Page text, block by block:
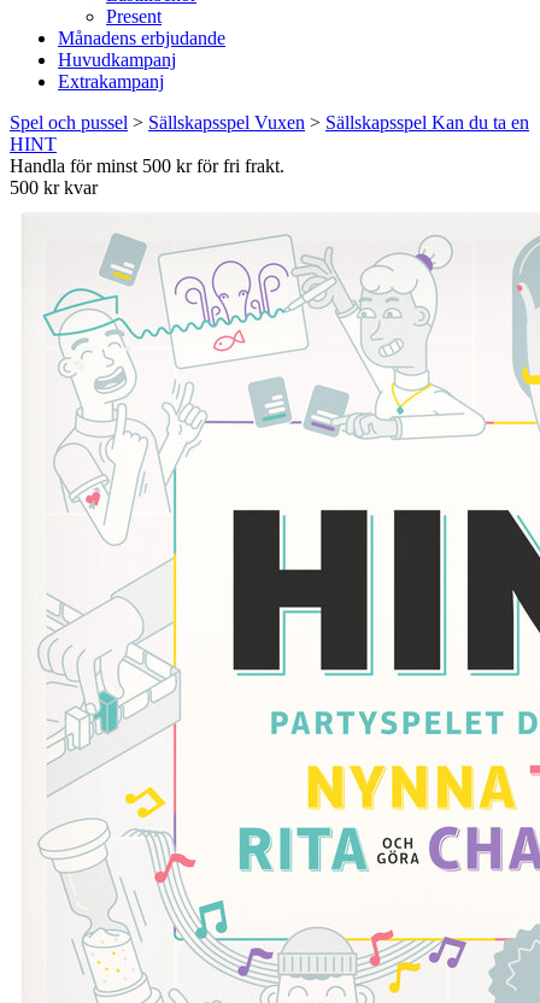
Present
Månadens erbjudande
Huvudkampanj
Extrakampanj
Spel och pussel > Sällskapsspel Vuxen > Sällskapsspel Kan du ta en
HINT
Handla för minst 500 kr för fri frakt.
500 kr kvar